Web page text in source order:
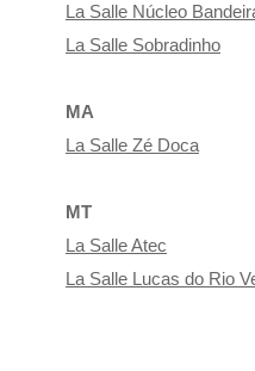
La Salle Núcleo
La Salle Sobradinho
MA
La Salle Zé Doca
MT
La Salle Atec
La Salle Lucas do Rio